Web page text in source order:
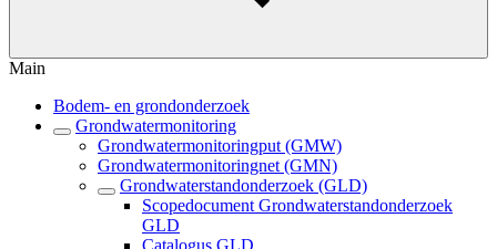
Main
Bodem- en grondonderzoek
Grondwatermonitoring
Grondwatermonitoringput (GMW)
Grondwatermonitoringnet (GMN)
Grondwaterstandonderzoek (GLD)
Scopedocument Grondwaterstandonderzoek
GLD
Catalogus GLD